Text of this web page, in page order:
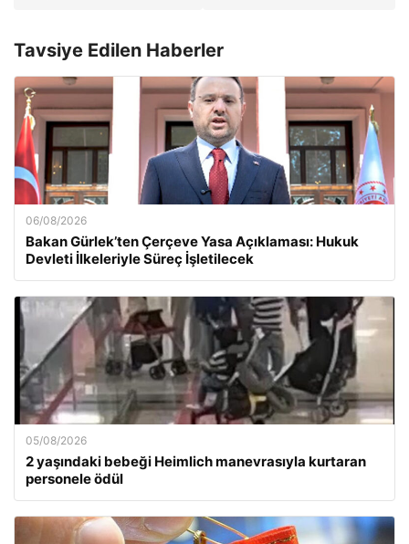
Tavsiye Edilen Haberler
06/08/2026
Bakan Gürlek’ten Çerçeve Yasa Açıklaması: Hukuk
Devleti İlkeleriyle Süreç İşletilecek
05/08/2026
2 yaşındaki bebeği Heimlich manevrasıyla kurtaran
personele ödül